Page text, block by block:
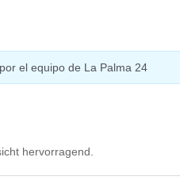
el equipo de La Palma 24
hervorragend.